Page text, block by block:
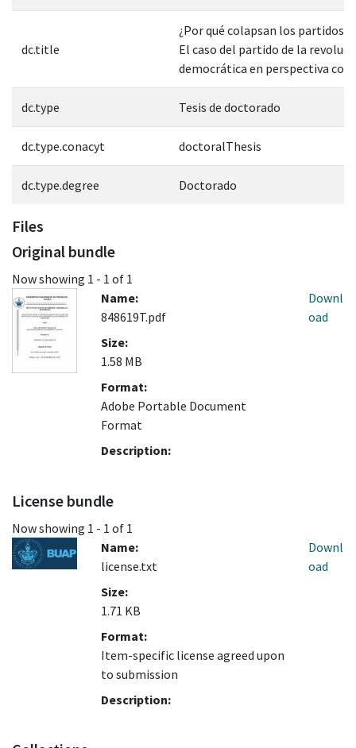
dc.title
¿Por qué colapsan los partidos
El caso del partido de la
democrática en perspectiva
dc.type Tesis de doctorado
dc.type.conacyt doctoralThesis
dc.type.degree Doctorado
Files
Original bundle
Now showing 1 - 1 of 1
Name:
848619T.pdf
Size:
1.58 MB
Format:
Adobe Portable Document
Format
Description:
Downl
oad
License bundle
Now showing 1 - 1 of 1
Name:
license.txt
Size:
1.71 KB
Format:
Item-specific license agreed upon
to submission
Description:
Downl
oad